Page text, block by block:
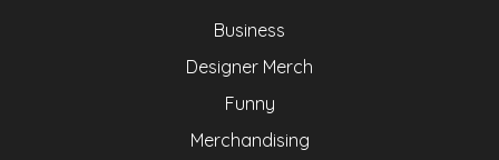
Business
Designer Merch
Funny
Merchandising